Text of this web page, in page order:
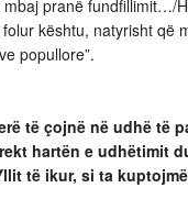
pranë fundfillimit…/
kështu, natyrisht që
popullore”.
të çojnë në udhë të
hartën e udhëtimit
të ikur, si ta